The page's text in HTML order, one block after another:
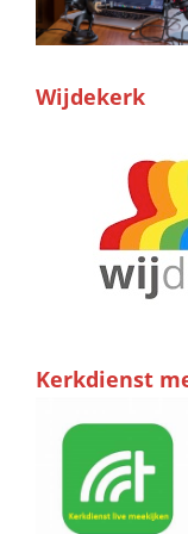
Wijdekerk
Kerkdienst